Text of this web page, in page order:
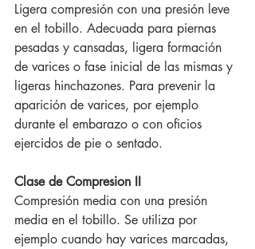
Ligera compresión con una presión leve
en el tobillo. Adecuada para piernas
pesadas y cansadas, ligera formación
de varices o fase inicial de las mismas y
ligeras hinchazones. Para prevenir la
aparición de varices, por ejemplo
durante el embarazo o con oficios
ejercidos de pie o sentado.
Clase de Compresion II
Compresión media con una presión
media en el tobillo. Se utiliza por
ejemplo cuando hay varices marcadas,